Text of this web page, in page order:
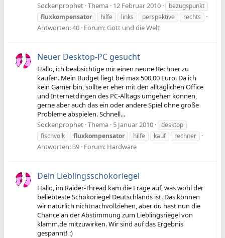
Sockenprophet Thema 12 Februar 2010
bezugspunkt
fluxkompensator
hilfe links perspektive rechts
Antworten: 40 Forum:Gott und die Welt
Neuer Desktop-PC gesucht
Hallo, ich beabsichtige mir einen neune Rechner zu
kaufen. Mein Budget liegt bei max 500,00 Euro. Da ich
kein Gamer bin, sollte er eher mit den alltäglichen Office
und Internetdingen des PC-Alltags umgehen können,
gerne aber auch das ein oder andere Spiel ohne große
Probleme abspielen. Schnell...
Sockenprophet Thema 5 Januar 2010
desktop
fischvolk
fluxkompensator hilfe kauf rechner
Antworten: 39 Forum: Hardware
Dein Lieblingsschokoriegel
Hallo, im Raider-Thread kam die Frage auf, was wohl der
beliebteste Schokoriegel Deutschlands ist. Das können
wir natürlich nichtnachvollziehen, aber du hast nun die
Chance an der Abstimmung zum Lieblingsriegel von
klamm.de mitzuwirken. Wir sind auf das Ergebnis
gespannt! :)